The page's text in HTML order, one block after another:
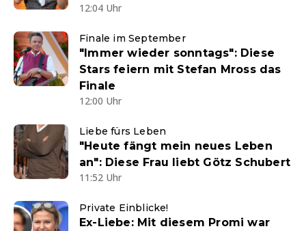
12:04 Uhr
Finale im September
"Immer wieder sonntags": Diese
Stars feiern mit Stefan Mross das
Finale
12:00 Uhr
Liebe fürs Leben
"Heute fängt mein neues Leben
an": Diese Frau liebt Götz Schubert
11:52 Uhr
Private Einblicke!
Ex-Liebe: Mit diesem Promi war